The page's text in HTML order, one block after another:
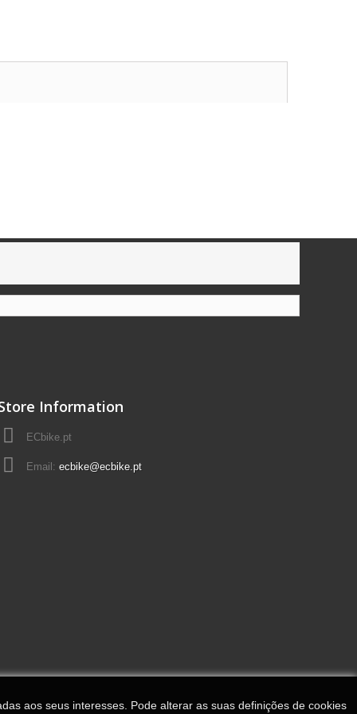
Information
ECbike.pt
Email: ecbike@ecbike.pt
aos seus interesses. Pode alterar as suas definições de cookies